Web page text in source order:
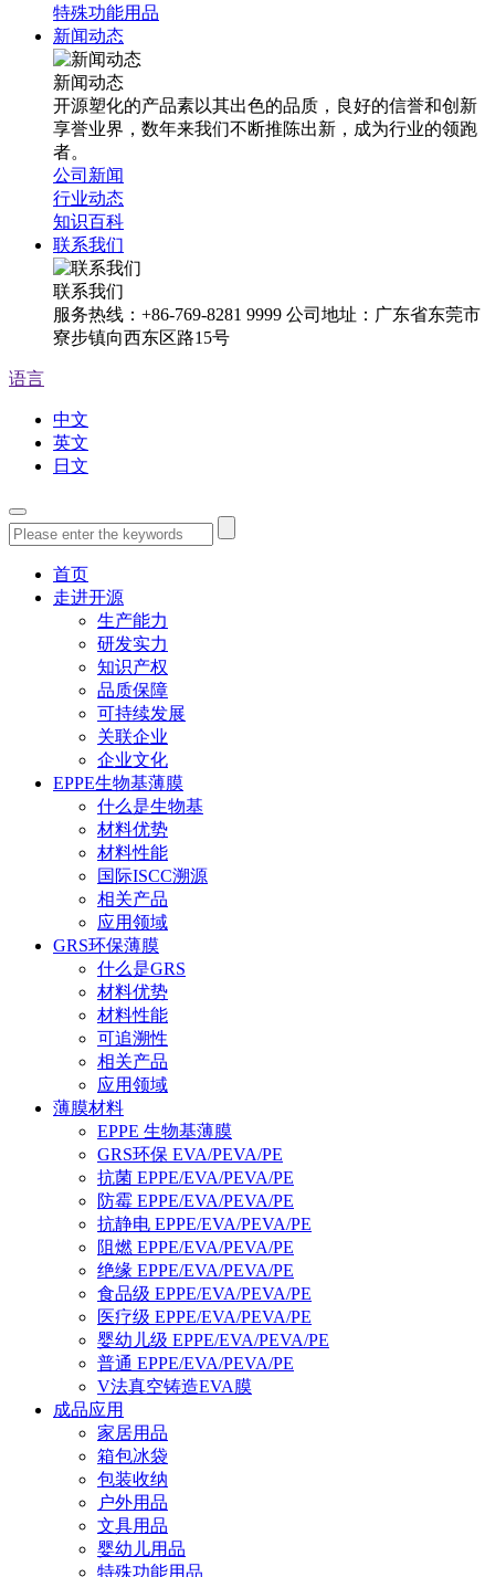
特殊功能用品
新闻动态
新闻动态
开源塑化的产品素以其出色的品质，良好的信誉和创新
享誉业界，数年来我们不断推陈出新，成为行业的领跑
者。
公司新闻
行业动态
知识百科
联系我们
联系我们
服务热线：+86-769-8281 9999 公司地址：广东省东莞市
寮步镇向西东区路15号
语言
中文
英文
日文
首页
走进开源
生产能力
研发实力
知识产权
品质保障
可持续发展
关联企业
企业文化
EPPE生物基薄膜
什么是生物基
材料优势
材料性能
国际ISCC溯源
相关产品
应用领域
GRS环保薄膜
什么是GRS
材料优势
材料性能
可追溯性
相关产品
应用领域
薄膜材料
EPPE 生物基薄膜
GRS环保 EVA/PEVA/PE
抗菌 EPPE/EVA/PEVA/PE
防霉 EPPE/EVA/PEVA/PE
抗静电 EPPE/EVA/PEVA/PE
阻燃 EPPE/EVA/PEVA/PE
绝缘 EPPE/EVA/PEVA/PE
食品级 EPPE/EVA/PEVA/PE
医疗级 EPPE/EVA/PEVA/PE
婴幼儿级 EPPE/EVA/PEVA/PE
普通 EPPE/EVA/PEVA/PE
V法真空铸造EVA膜
成品应用
家居用品
箱包冰袋
包装收纳
户外用品
文具用品
婴幼儿用品
特殊功能用品